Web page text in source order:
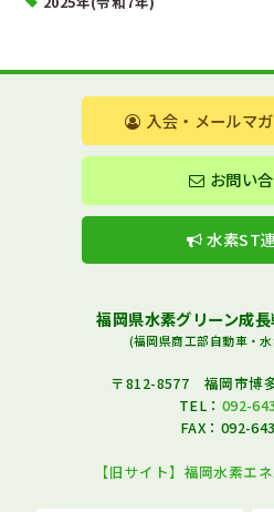
入会・メールマ
お問い
水素ST
福岡県水素グリーン成
(福岡県商工部自動車・
〒812-8577 福岡市博
TEL： 092-
FAX：092-
【旧サイト】福岡水素エ